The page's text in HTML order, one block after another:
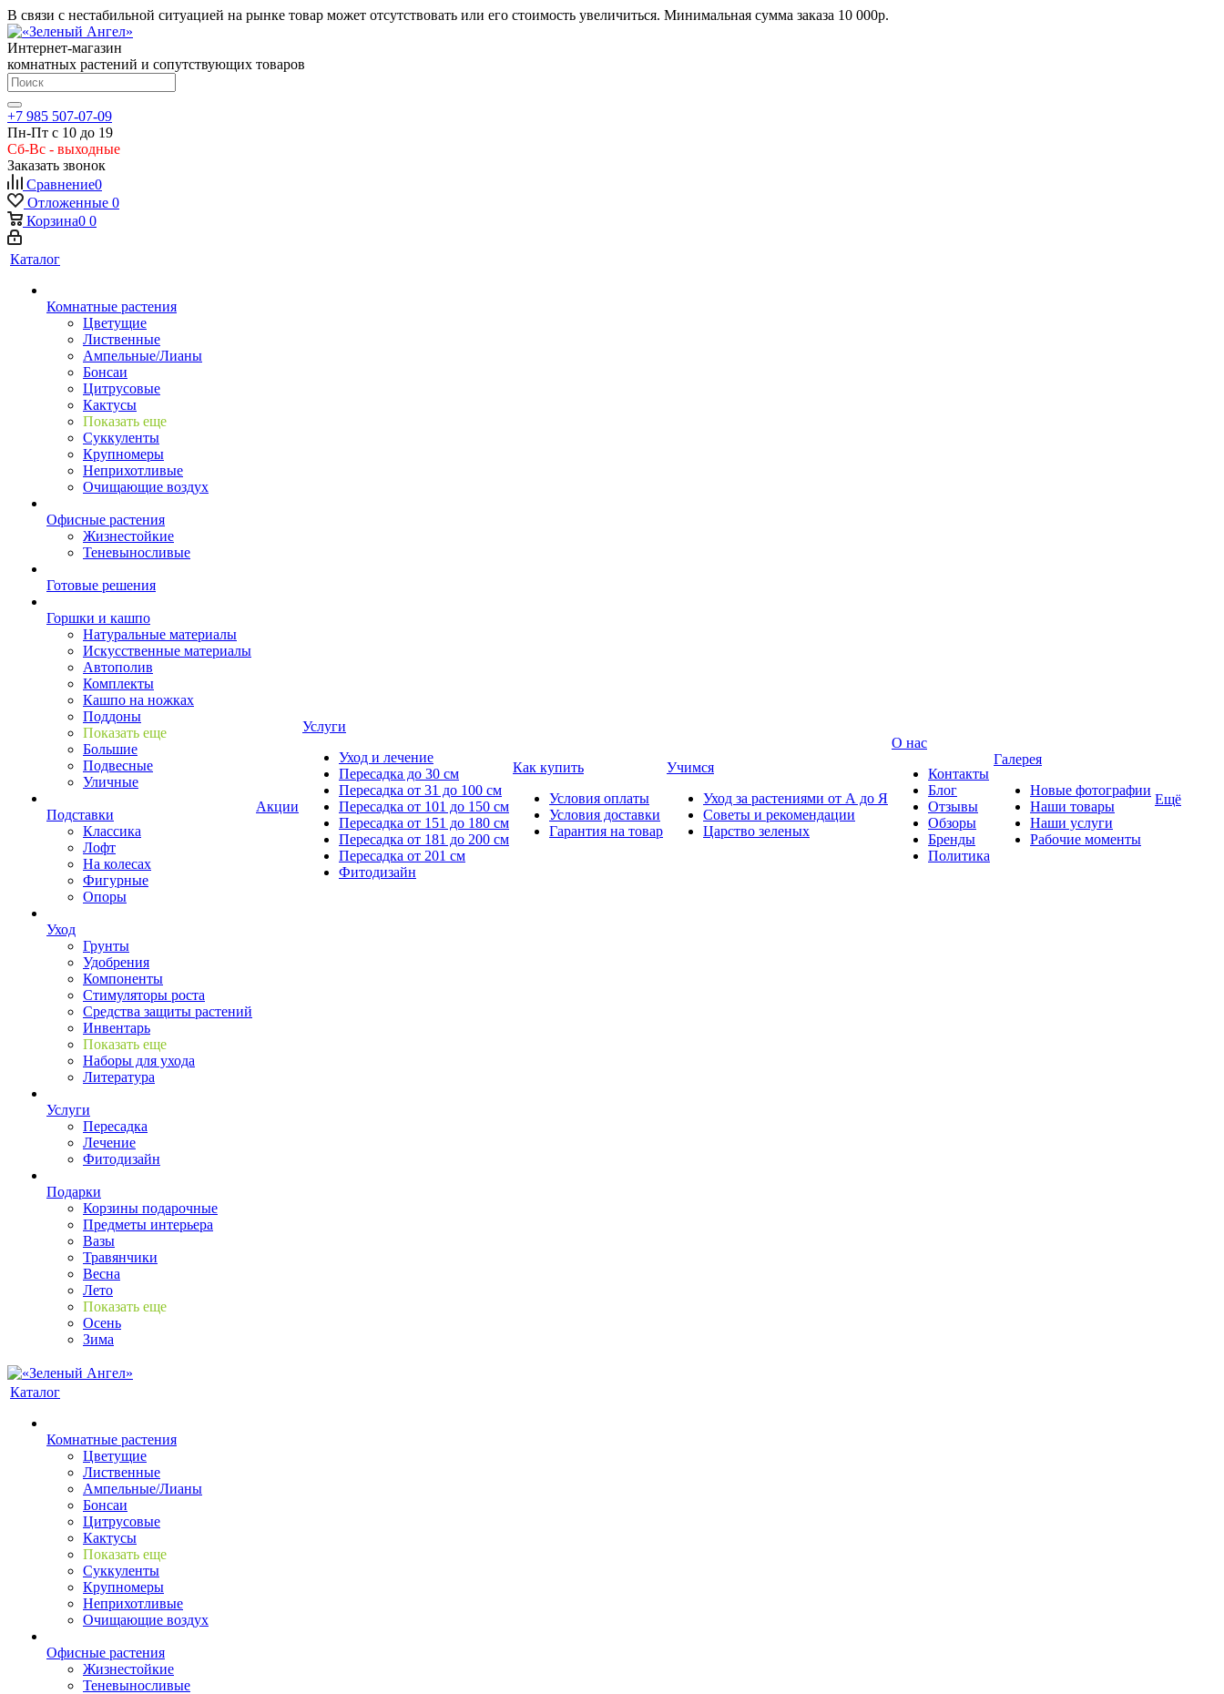
В связи с нестабильной ситуацией на рынке товар может отсутствовать или его стоимость увеличиться. Минимальная сумма заказа 10 000р.
Интернет-магазин
комнатных растений и сопутствующих товаров
+7 985 507-07-09
Пн-Пт с 10 до 19
Сб-Вс - выходные
Заказать звонок
Сравнение0
Отложенные 0
Корзина0 0
Каталог
Комнатные растения
Цветущие
Лиственные
Ампельные/Лианы
Бонсаи
Цитрусовые
Кактусы
Показать еще
Суккуленты
Крупномеры
Неприхотливые
Очищающие воздух
Офисные растения
Жизнестойкие
Теневыносливые
Готовые решения
Горшки и кашпо
Натуральные материалы
Искусственные материалы
Автополив
Комплекты
Кашпо на ножках
Поддоны
Показать еще
Большие
Подвесные
Уличные
Подставки
Классика
Лофт
На колесах
Фигурные
Опоры
Уход
Грунты
Удобрения
Компоненты
Стимуляторы роста
Средства защиты растений
Инвентарь
Показать еще
Наборы для ухода
Литература
Услуги
Пересадка
Лечение
Фитодизайн
Подарки
Корзины подарочные
Предметы интерьера
Вазы
Травянчики
Весна
Лето
Показать еще
Осень
Зима
Акции
Услуги
Уход и лечение
Пересадка до 30 см
Пересадка от 31 до 100 см
Пересадка от 101 до 150 см
Пересадка от 151 до 180 см
Пересадка от 181 до 200 см
Пересадка от 201 см
Фитодизайн
Как купить
Условия оплаты
Условия доставки
Гарантия на товар
Учимся
Уход за растениями от А до Я
Советы и рекомендации
Царство зеленых
О нас
Контакты
Блог
Отзывы
Обзоры
Бренды
Политика
Галерея
Новые фотографии
Наши товары
Наши услуги
Рабочие моменты
Ещё
Каталог
Комнатные растения
Цветущие
Лиственные
Ампельные/Лианы
Бонсаи
Цитрусовые
Кактусы
Показать еще
Суккуленты
Крупномеры
Неприхотливые
Очищающие воздух
Офисные растения
Жизнестойкие
Теневыносливые